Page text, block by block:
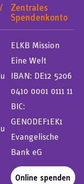
Zentrales
Spendenkonto
ELKB Mission
Eine Welt
IBAN: DE12 5206
0410 0001 0111 11
BIC:
GENODEF1EK1
Evangelische
Bank eG
Online spenden